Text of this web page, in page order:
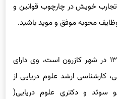
تجارب خویش در چارچوب قوانین و
محوبه موفق و موید باشید.
علی اکبر صفایی متولد سال ۱۳۴۹ در شهر کازرون است، وی دارای
کارشناسی ارشد علوم دریایی از
سوئد و دکتری علوم دریایی(